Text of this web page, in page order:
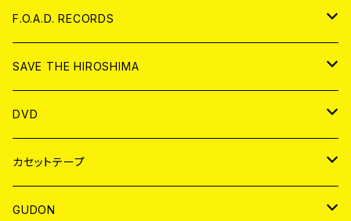
ANALOG
CD
ANALOG
F.O.A.D. RECORDS
CD
ANALOG
SAVE THE HIROSHIMA
アパレル
BADGE
DVD
JAPAN
WORLD
カセットテープ
JAPAN
GUDON